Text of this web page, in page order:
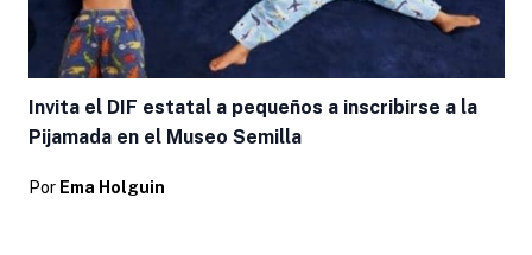
Invita el DIF estatal a pequeños a inscribirse a la
Pijamada en el Museo Semilla
Por Ema Holguin